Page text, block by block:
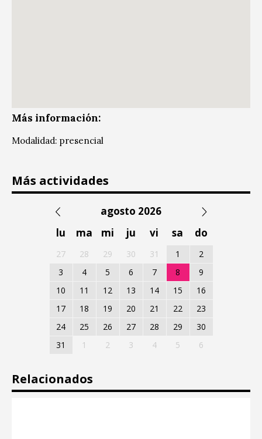
Más información:
Modalidad: presencial
Más actividades
agosto 2026
lu
ma mi ju vi sa do
27 28 29 30 31 1
2
3
4 5 6 7 8
9
10
11 12 13 14 15
16
17
18 19 20 21 22
23
24
25 26 27 28 29
30
31
1 2 3 4 5 6
Relacionados